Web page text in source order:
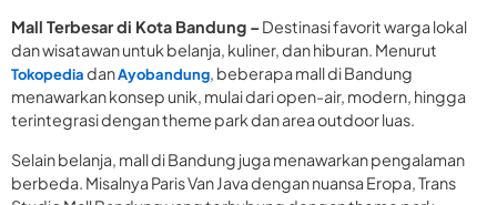
Mall Terbesar di Kota Bandung –Destinasi favorit warga lokal
dan wisatawan untuk belanja, kuliner, dan hiburan. Menurut
TokopediadanAyobandung, beberapa mall di Bandung
menawarkan konsep unik, mulai dari open-air, modern, hingga
terintegrasi dengan theme park dan area outdoor luas.
Selain belanja, mall di Bandung juga menawarkan pengalaman
berbeda. Misalnya Paris Van Java dengan nuansa Eropa, Trans